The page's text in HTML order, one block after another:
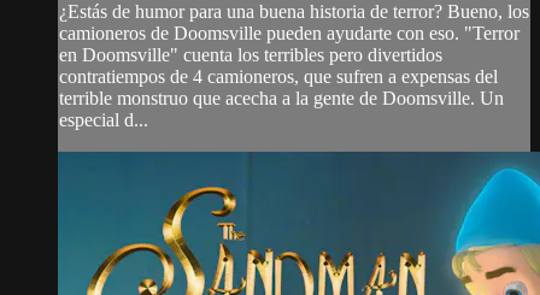
¿Estás de humor para una buena historia de terror? Bueno, los
camioneros de Doomsville pueden ayudarte con eso. "Terror
en Doomsville" cuenta los terribles pero divertidos
contratiempos de 4 camioneros, que sufren a expensas del
terrible monstruo que acecha a la gente de Doomsville. Un
especial d...